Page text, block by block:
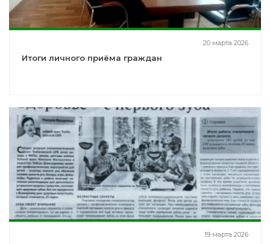
20 марта 2026
Итоги личного приёма граждан
19 марта 2026